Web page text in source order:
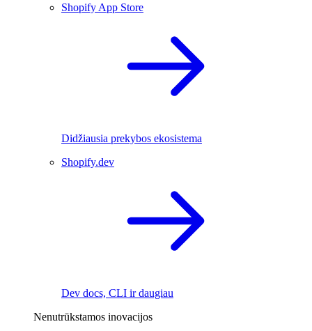
Shopify App Store
Didžiausia prekybos ekosistema
Shopify.dev
Dev docs, CLI ir daugiau
Nenutrūkstamos inovacijos